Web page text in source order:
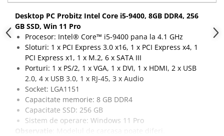
Desktop PC Probitz Intel Core i5-9400, 8GB DDR4, 256
GB SSD, Win 11 Pro
Procesor: Intel® Core™ i5-9400 pana la 4.1 GHz
Sloturi: 1 x PCI Express 3.0 x16, 1 x PCI Express x4, 1
PCI Express x1, 1 x M.2, 6 x SATA III
Porturi: 1 x PS/2, 1 x VGA, 1 x DVI, 1 x HDMI, 2 x USB
2.0, 4 x USB 3.0, 1 x RJ-45, 3 x Audio
Socket: LGA1151
Capacitate memorie: 8 GB DDR4
Capacitate SSD: 256 GB
Sistem de operare: Windows 11 Pro
Observatie
: Modelul de carcasa poate diferi.